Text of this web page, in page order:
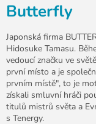
Butterfly
Japonská firma
Hidosuke Tamasu.
vedoucí značku ve
první místo a je
prvním místě", to je
získali smluvní hráči
titulů mistrů světa a
s Tenergy.